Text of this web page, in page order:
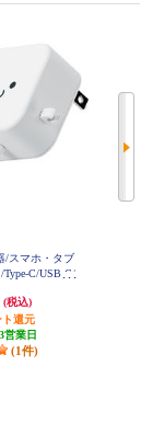
/スマホ・タブ
C/USB-C/
(税込)
ト還元
3営業日
(1件)